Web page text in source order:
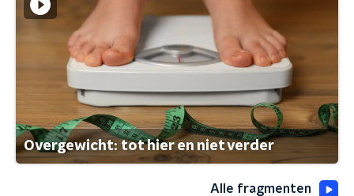
Overgewicht: tot hier en niet verder
Alle fragmenten